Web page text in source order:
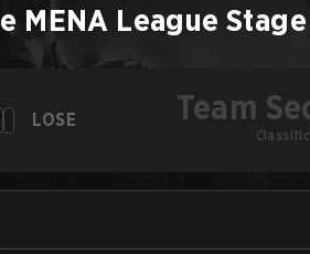
MENA League Stage
LOSE Team